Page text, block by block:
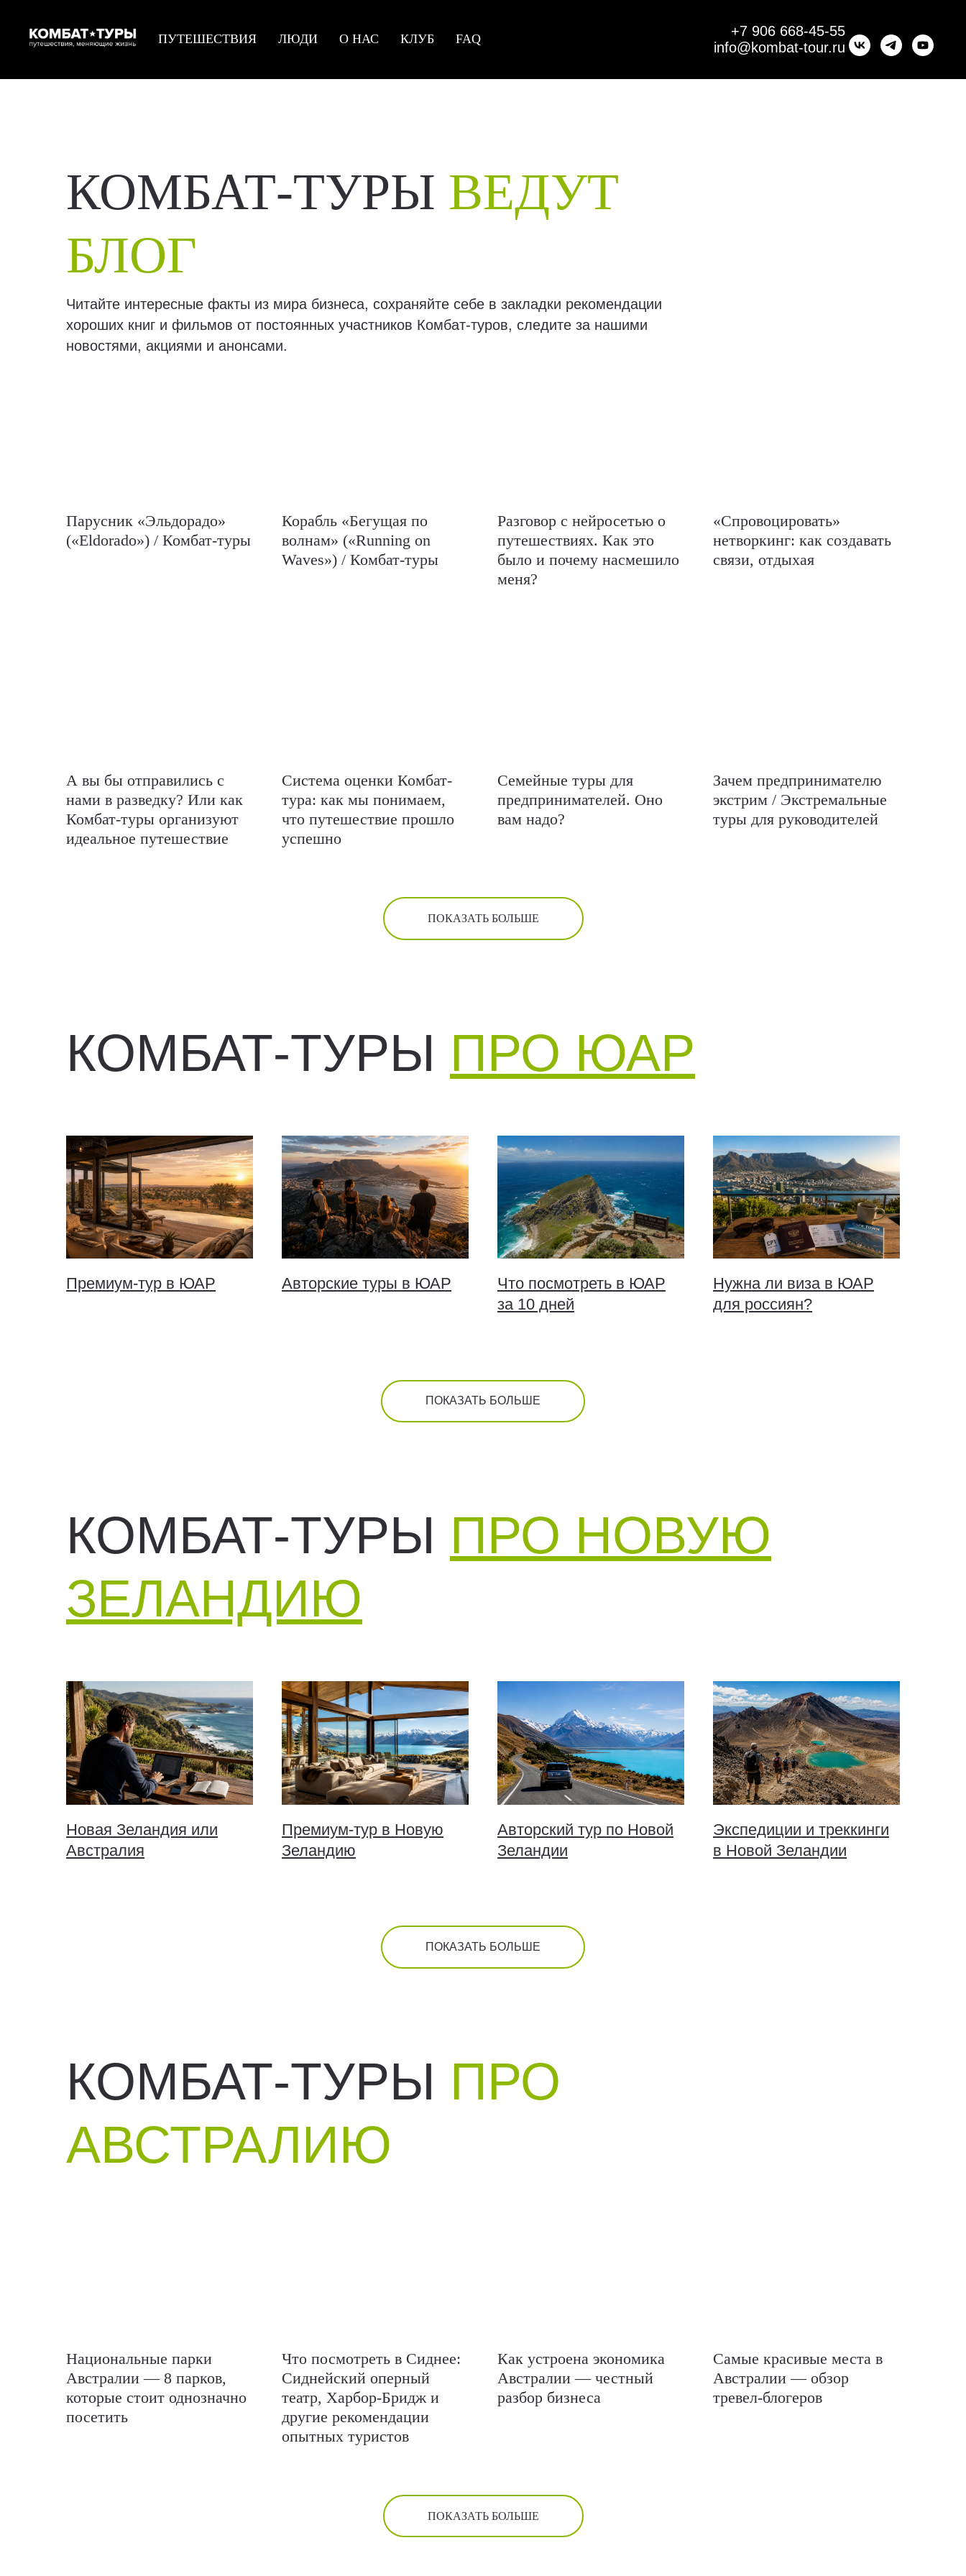
ПУТЕШЕСТВИЯ ЛЮДИ О НАС КЛУБ FAQ
+7 906 668-45-55
info@kombat-tour.ru
КОМБАТ-ТУРЫ ВЕДУТ
БЛОГ
Читайте интересные факты из мира бизнеса, сохраняйте себе в закладки рекомендации
хороших книг и фильмов от постоянных участников Комбат-туров, следите за нашими
новостями, акциями и анонсами.
Парусник «Эльдорадо»
(«Eldorado») / Комбат-туры
Корабль «Бегущая по
волнам» («Running on
Waves») / Комбат-туры
Разговор с нейросетью о
путешествиях. Как это
было и почему насмешило
меня?
«Спровоцировать»
нетворкинг: как создавать
связи, отдыхая
А вы бы отправились с
нами в разведку? Или как
Комбат-туры организуют
идеальное путешествие
Система оценки Комбат-
тура: как мы понимаем,
что путешествие прошло
успешно
Семейные туры для
предпринимателей. Оно
вам надо?
Зачем предпринимателю
экстрим / Экстремальные
туры для руководителей
ПОКАЗАТЬ БОЛЬШЕ
КОМБАТ-ТУРЫ ПРО ЮАР
Премиум-тур в ЮАР Авторские туры в ЮАР
Что посмотреть в ЮАР
за 10 дней
Нужна ли виза в ЮАР
для россиян?
ПОКАЗАТЬ БОЛЬШЕ
КОМБАТ-ТУРЫ ПРО НОВУЮ
ЗЕЛАНДИЮ
Новая Зеландия или
Австралия
Премиум-тур в Новую
Зеландию
Авторский тур по Новой
Зеландии
Экспедиции и треккинги
в Новой Зеландии
ПОКАЗАТЬ БОЛЬШЕ
КОМБАТ-ТУРЫ ПРО
АВСТРАЛИЮ
Национальные парки
Австралии — 8 парков,
которые стоит однозначно
посетить
Что посмотреть в Сиднее:
Сиднейский оперный
театр, Харбор-Бридж и
другие рекомендации
опытных туристов
Как устроена экономика
Австралии — честный
разбор бизнеса
Самые красивые места в
Австралии — обзор
тревел-блогеров
ПОКАЗАТЬ БОЛЬШЕ